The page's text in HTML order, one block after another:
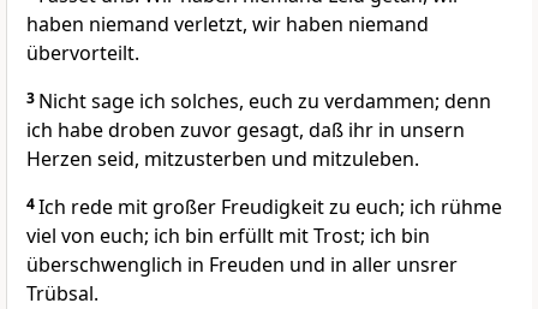
haben niemand verletzt, wir haben niemand
übervorteilt.
3 Nicht sage ich solches, euch zu verdammen; denn
ich habe droben zuvor gesagt, daß ihr in unsern
Herzen seid, mitzusterben und mitzuleben.
4Ich rede mit großer Freudigkeit zu euch; ich rühme
viel von euch; ich bin erfüllt mit Trost; ich bin
überschwenglich in Freuden und in aller unsrer
Trübsal.